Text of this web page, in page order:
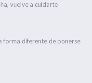
vuelve a cuidarte
forma diferente de ponerse